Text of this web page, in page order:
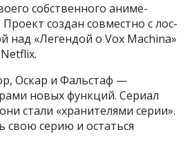
собственного аниме-
создан совместно с лос-
над «Легендой о Vox Machina»
Оскар и Фальстаф —
новых функций. Сериал
стали «хранителями серии».
свою серию и остаться